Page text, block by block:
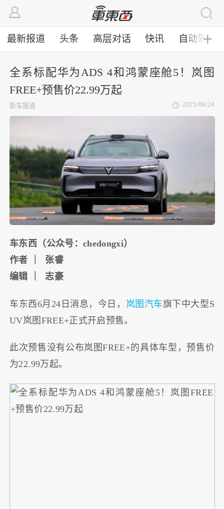
最新报道 头条 高层对话 快讯 自动驾驶
╋
全系标配华为ADS 4和鸿蒙座舱5！岚图
FREE+预售价22.99万起
新车报道 2025/06/24
车东西（公众号：chedongxi）
作者 ｜ 张睿
编辑 ｜ 志豪
车东西6月24日消息，今日， 岚图汽车旗下中大型S
UV岚图FREE+正式开启预售。
此次预售没有公布岚图FREE+的具体车型，预售价
为22.99万起。